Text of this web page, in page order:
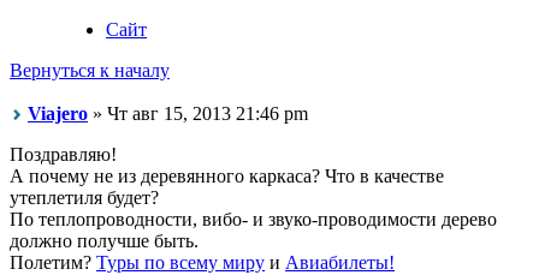
Сайт
Вернуться к началу
Viajero » Чт авг 15, 2013 21:46 pm
Поздравляю!
А почему не из деревянного каркаса? Что в качестве
утеплетиля будет?
По теплопроводности, вибо- и звуко-проводимости дерево
должно получше быть.
Полетим? Туры по всему миру и Авиабилеты!